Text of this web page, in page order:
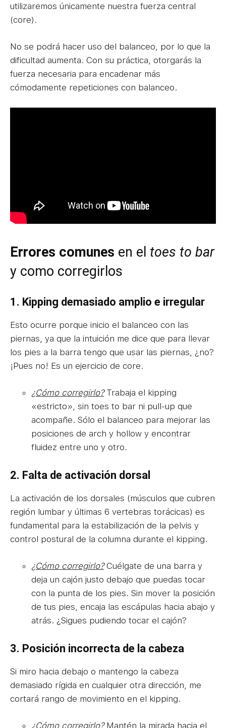
utilizaremos únicamente nuestra fuerza central
(core).
No se podrá hacer uso del balanceo, por lo que la
dificultad aumenta. Con su práctica, otorgarás la
fuerza necesaria para encadenar más
cómodamente repeticiones con balanceo.
Errores comunes en el toes to bar
y como corregirlos
1. Kipping demasiado amplio e irregular
Esto ocurre porque inicio el balanceo con las
piernas, ya que la intuición me dice que para llevar
los pies a la barra tengo que usar las piernas, ¿no?
¡Pues no! Es un ejercicio de core.
¿Cómo corregirlo?Trabaja el kipping
«estricto», sin toes to bar ni pull-up que
acompañe. Sólo el balanceo para mejorar las
posiciones de arch y hollow y encontrar
fluidez entre uno y otro.
2. Falta de activación dorsal
La activación de los dorsales (músculos que cubren
región lumbar y últimas 6 vertebras torácicas) es
fundamental para la estabilización de la pelvis y
control postural de la columna durante el kipping.
¿Cómo corregirlo? Cuélgate de una barra y
deja un cajón justo debajo que puedas tocar
con la punta de los pies. Sin mover la posición
de tus pies, encaja las escápulas hacia abajo y
atrás. ¿Sigues pudiendo tocar el cajón?
3. Posición incorrecta de la cabeza
Si miro hacia debajo o mantengo la cabeza
demasiado rígida en cualquier otra dirección, me
cortará rango de movimiento en el kipping.
¿Cómo corregirlo?Mantén la mirada hacia el